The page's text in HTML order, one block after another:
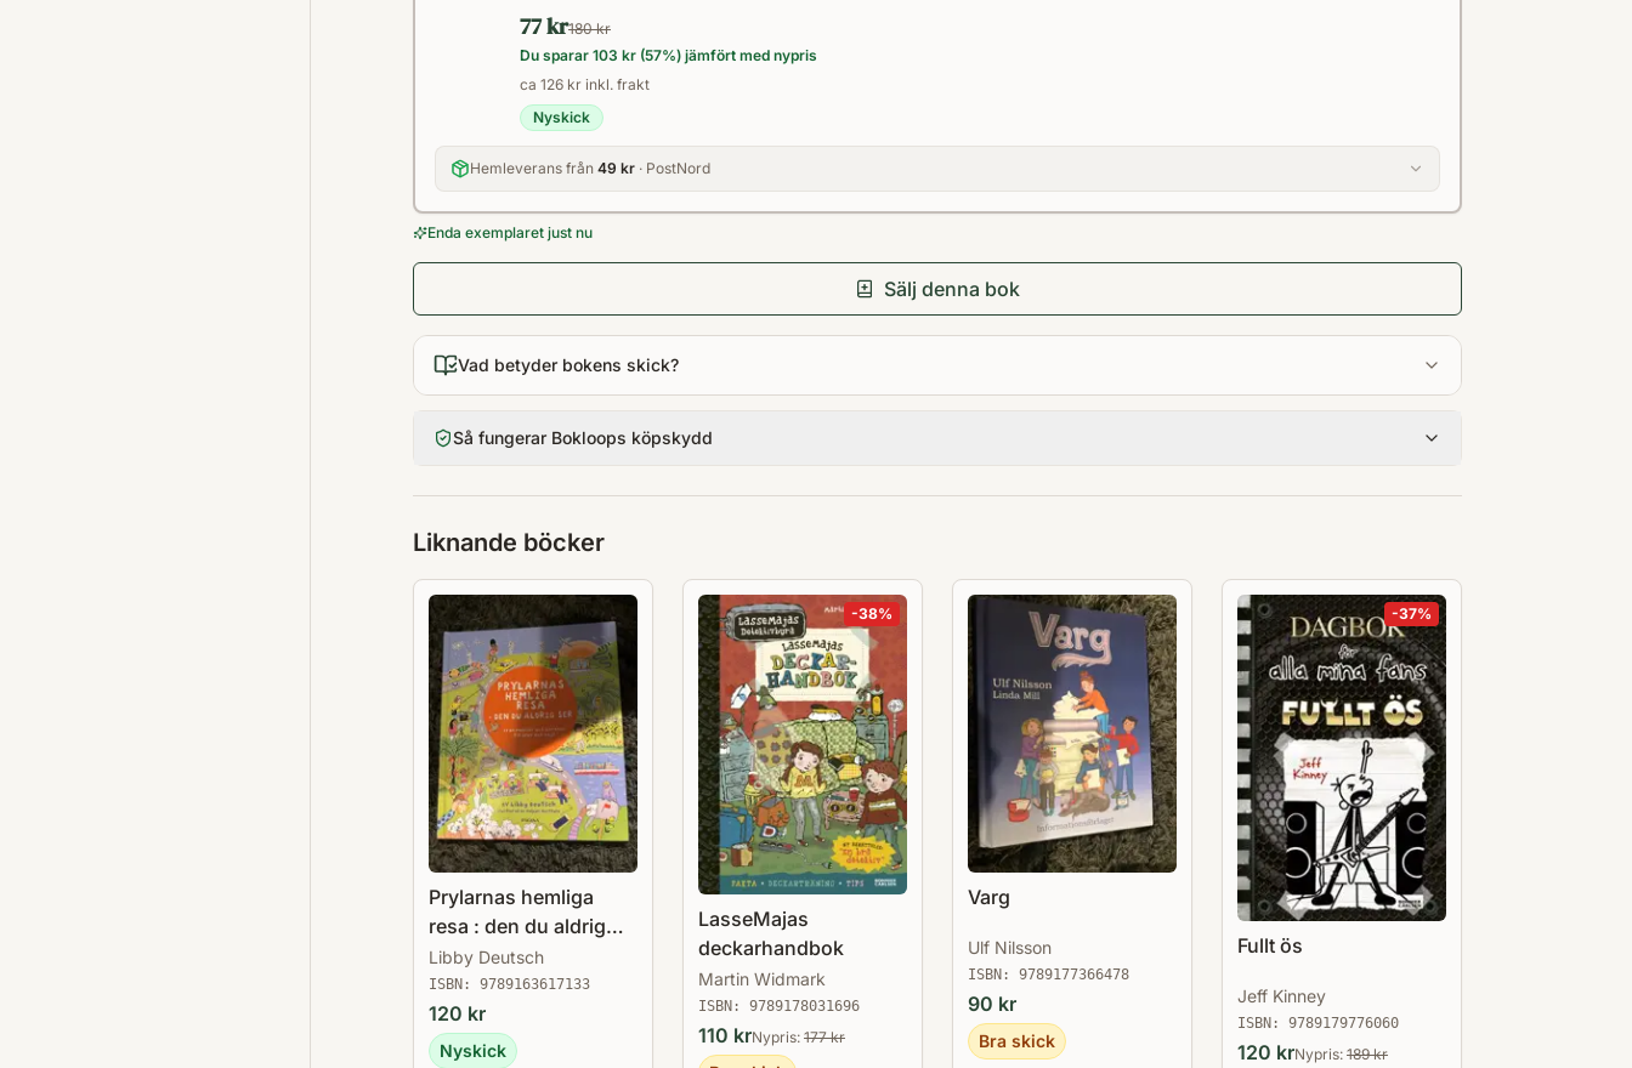
77 kr180 kr
Du sparar 103 kr (57%) jämfört med nypris
ca 126 kr inkl. frakt
Nyskick
Hemleverans från 49 kr · PostNord
Enda exemplaret just nu
Sälj denna bok
Vad betyder bokens skick?
Så fungerar Bokloops köpskydd
Liknande böcker
Prylarnas hemliga
resa : den du aldrig
ser
Libby Deutsch
ISBN: 9789163617133
120 kr
Nyskick
-38%
LasseMajas
deckarhandbok
Martin Widmark
ISBN: 9789178031696
110 krNypris: 177kr
Varg
Ulf Nilsson
ISBN: 9789177366478
90 kr
Bra skick
-37%
Fullt ös
Jeff Kinney
ISBN: 9789179776060
120 krNypris: 189kr